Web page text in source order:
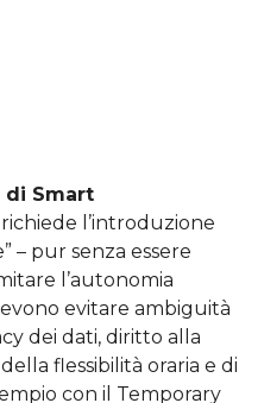
di Smart
l’introduzione
– pur senza essere
l’autonomia
evitare ambiguità
dei dati, diritto alla
flessibilità oraria e di
con il Temporary